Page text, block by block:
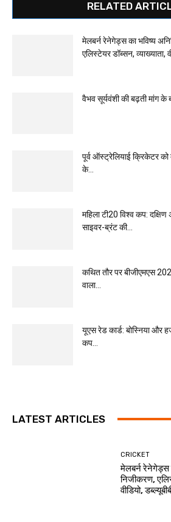
RELATED
मेलबर्न रेनेगेड्स का भविष्य
एलिस्टेयर डॉब्सन, व्याख्याता,
वैभव सूर्यवंशी की बढ़ती मांग के
पूर्व ऑस्ट्रेलियाई क्रिकेटर को
के...
महिला टी20 विश्व कप:
साइवर-ब्रंट की...
कथित तौर पर बीजीएमएस
वाला...
यूएस रेड कार्ड: बोस्निया और
कप...
LATEST ARTICLES
CRICKET
मेलबर्न रेनेगेड्स
निजीकरण,
वीडियो,